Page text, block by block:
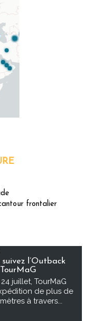
frontalier
l’Outback
juillet, TourMaG
de plus de
à travers...